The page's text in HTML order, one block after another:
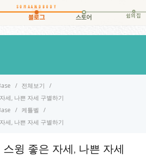
블로그 스토어 쉼의집
전체보기
세, 나쁜 자세 구별하기
케틀벨
세, 나쁜 자세 구별하기
윙 좋은 자세, 나쁜 자세